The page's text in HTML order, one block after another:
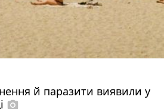
й паразити виявили у
photo_camera